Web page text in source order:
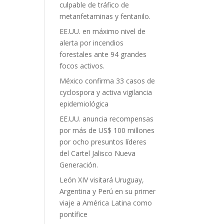
culpable de tráfico de
metanfetaminas y fentanilo.
EE.UU. en máximo nivel de
alerta por incendios
forestales ante 94 grandes
focos activos.
México confirma 33 casos de
cyclospora y activa vigilancia
epidemiológica
EE.UU. anuncia recompensas
por más de US$ 100 millones
por ocho presuntos líderes
del Cartel Jalisco Nueva
Generación.
León XIV visitará Uruguay,
Argentina y Perú en su primer
viaje a América Latina como
pontífice